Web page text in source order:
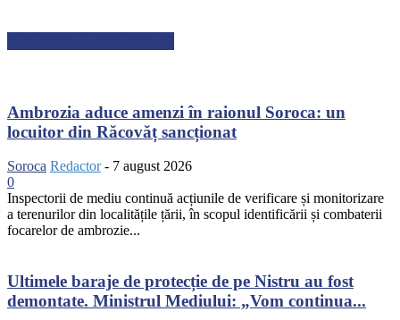
Ambrozia aduce amenzi în raionul Soroca: un
locuitor din Răcovăț sancționat
Soroca Redactor - 7 august 2026
0
Inspectorii de mediu continuă acțiunile de verificare și monitorizare
a terenurilor din localitățile țării, în scopul identificării și combaterii
focarelor de ambrozie...
Ultimele baraje de protecție de pe Nistru au fost
demontate. Ministrul Mediului: „Vom continua...